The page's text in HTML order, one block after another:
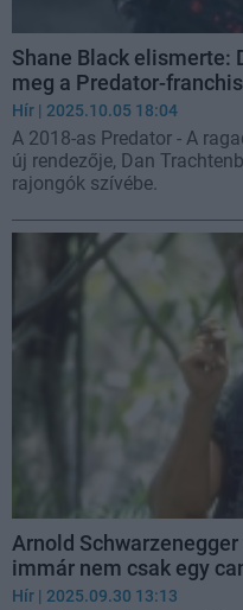
Shane Black elismerte:
meg a Predator-
Hír | 2025.10.05 18:04
A 2018-as Predator - A
új rendezője, Dan
rajongók szívébe.
Arnold
immár nem csak egy
Hír | 2025.09.30 13:13